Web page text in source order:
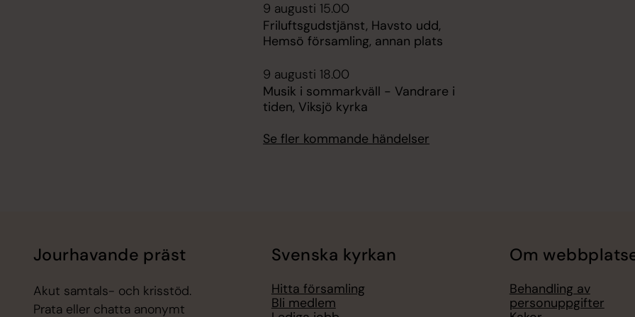
9 augusti 15.00
Friluftsgudstjänst, Havsto udd,
Hemsö församling, annan plats
9 augusti 18.00
Musik i sommarkväll - Vandrare i
tiden, Viksjö kyrka
Se fler kommande händelser
Jourhavande präst
Akut samtals- och krisstöd.
Prata eller chatta anonymt
Svenska kyrkan
Hitta församling
Bli medlem
Om
Behandling av
personuppgifter